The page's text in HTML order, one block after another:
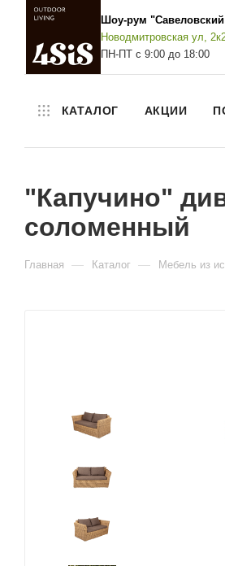
Шоу-рум
Новодмитровская ул,
ПН-ПТ с 9:00 до 18:00
КАТАЛОГ АКЦИИ
"Капучино"
соломенный
Главная — Каталог — Мебель из